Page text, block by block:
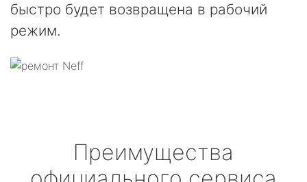
быстро будет возвращена в рабочий
режим.
Преимущества